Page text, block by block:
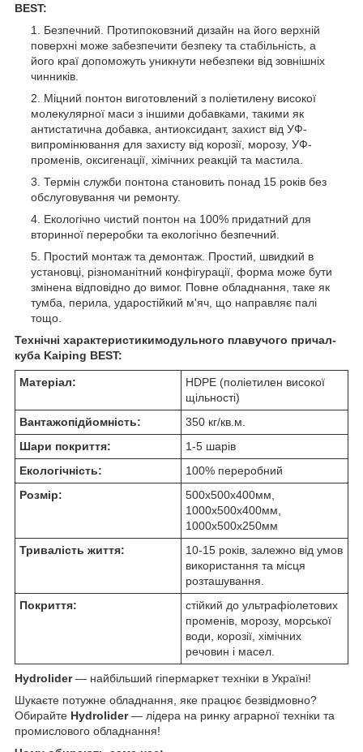
BEST:
Безпечний. Протипоковзний дизайн на його верхній
поверхні може забезпечити безпеку та стабільність, а
його краї допоможуть уникнути небезпеки від зовнішніх
чинників.
Міцний понтон виготовлений з поліетилену високої
молекулярної маси з іншими добавками, такими як
антистатична добавка, антиоксидант, захист від УФ-
випромінювання для захисту від корозії, морозу, УФ-
променів, оксигенації, хімічних реакцій та мастила.
Термін служби понтона становить понад 15 років без
обслуговування чи ремонту.
Екологічно чистий понтон на 100% придатний для
вторинної переробки та екологічно безпечний.
Простий монтаж та демонтаж. Простий, швидкий в
установці, різноманітний конфігурації, форма може бути
змінена відповідно до вимог. Повне обладнання, таке як
тумба, перила, ударостійкий м'яч, що направляє палі
тощо.
Технічні характеристикимодульного плавучого причал-
куба Kaiping BEST:
Матеріал:
HDPE (поліетилен високої
щільності)
Вантажопідйомність:
350 кг/кв.м.
Шари покриття:
1-5 шарів
Екологічність:
100% переробний
Розмір:
500х500х400мм,
1000х500х400мм,
1000х500х250мм
Тривалість життя:
10-15 років, залежно від умов
використання та місця
розташування.
Покриття:
стійкий до ультрафіолетових
променів, морозу, морської
води, корозії, хімічних
речовин і масел.
Hydrolider— найбільший гіпермаркет техніки в Україні!
Шукаєте потужне обладнання, яке працює безвідмовно?
Обирайте Hydrolider— лідера на ринку аграрної техніки та
промислового обладнання!